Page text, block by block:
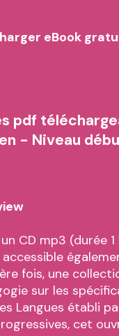
eBook
pdf
- Niveau
CD mp3 (durée
fois, une
sur les
Langues établi
cet